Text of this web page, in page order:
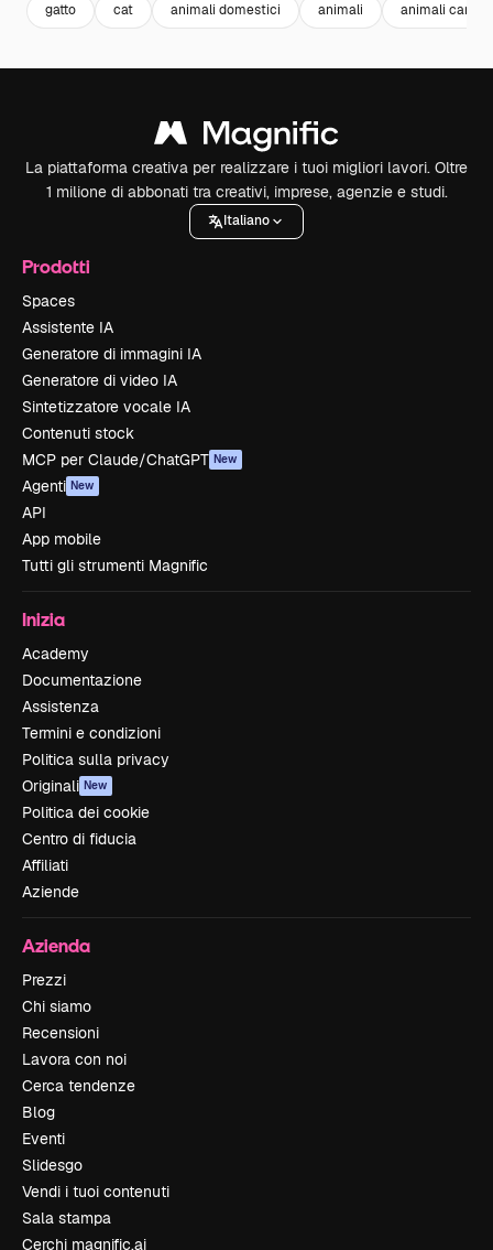
gatto cat animali domestici animali animali carini
La piattaforma creativa per realizzare i tuoi migliori lavori. Oltre
1 milione di abbonati tra creativi, imprese, agenzie e studi.
Italiano
Prodotti
Spaces
Assistente IA
Generatore di immagini IA
Generatore di video IA
Sintetizzatore vocale IA
Contenuti stock
MCP per Claude/ChatGPT New
Agenti New
API
App mobile
Tutti gli strumenti Magnific
Inizia
Academy
Documentazione
Assistenza
Termini e condizioni
Politica sulla privacy
Originali New
Politica dei cookie
Centro di fiducia
Affiliati
Aziende
Azienda
Prezzi
Chi siamo
Recensioni
Lavora con noi
Cerca tendenze
Blog
Eventi
Slidesgo
Vendi i tuoi contenuti
Sala stampa
Cerchi magnific.ai